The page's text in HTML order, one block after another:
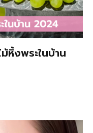
หิ้งพระในบ้าน